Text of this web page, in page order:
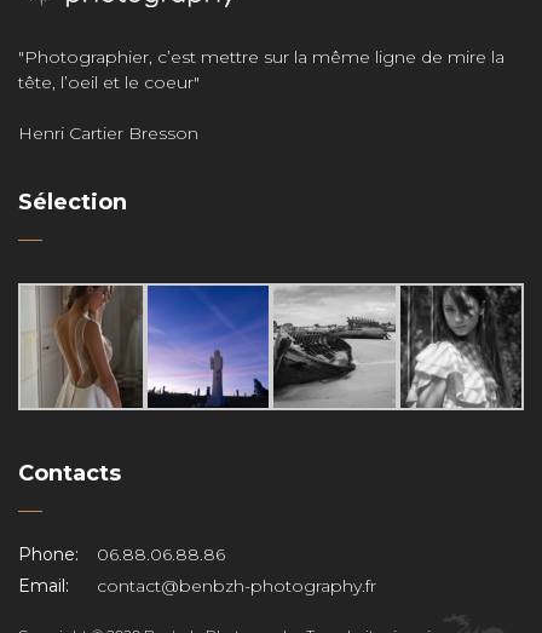
"Photographier, c’est mettre sur la même ligne de mire la
tête, l’oeil et le coeur"
Henri Cartier Bresson
Sélection
Contacts
Phone:
06.88.06.88.86
Email:
contact@benbzh-photography.fr